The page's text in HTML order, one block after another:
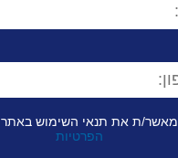
מאשר/ת את תנאי השימוש באתר
הפרטיות